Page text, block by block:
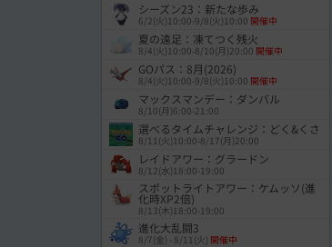
シーズン23：新たな歩み
6/2(火)10:00-9/8(火)10:00 開催中
夏の遠足：凍てつく残火
8/4(火)10:00-8/10(月)20:00 開催中
GOパス：8月(2026)
8/4(火)10:00-9/8(火)10:00 開催中
マックスマンデー：ダンバル
8/10(月)6:00-21:00
選べるタイムチャレンジ：どく&くさ
8/11(火)10:00-8/17(月)20:00
レイドアワー：グラードン
8/12(水)18:00-19:00
スポットライトアワー：ケムッソ(進
化時XP2倍)
8/13(木)18:00-19:00
進化大乱闘3
8/7(金) - 8/11(火) 開催中